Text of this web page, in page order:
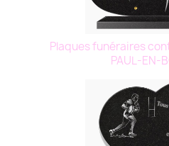
Plaques funéraires
PAUL-EN-